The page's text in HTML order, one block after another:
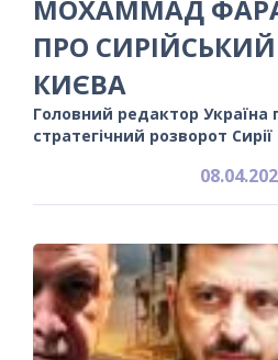
МОХАММАД
ПРО
КИЄВА
Головний редактор Україна
стратегічний розворот Сирії